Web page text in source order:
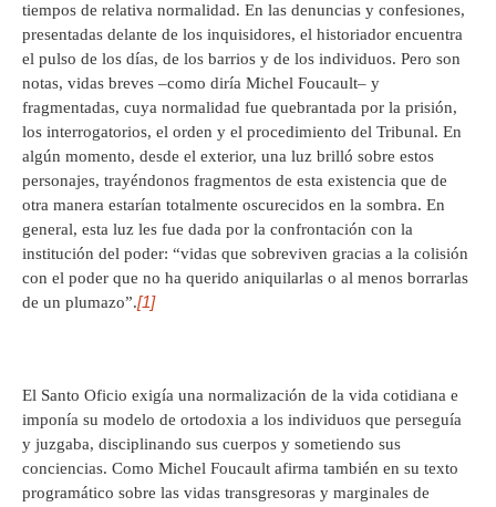
tiempos de relativa normalidad. En las denuncias y confesiones,
presentadas delante de los inquisidores, el historiador encuentra
el pulso de los días, de los barrios y de los individuos. Pero son
notas, vidas breves –como diría Michel Foucault– y
fragmentadas, cuya normalidad fue quebrantada por la prisión,
los interrogatorios, el orden y el procedimiento del Tribunal. En
algún momento, desde el exterior, una luz brilló sobre estos
personajes, trayéndonos fragmentos de esta existencia que de
otra manera estarían totalmente oscurecidos en la sombra. En
general, esta luz les fue dada por la confrontación con la
institución del poder: “vidas que sobreviven gracias a la colisión
con el poder que no ha querido aniquilarlas o al menos borrarlas
de un plumazo”.[1]
El Santo Oficio exigía una normalización de la vida cotidiana e
imponía su modelo de ortodoxia a los individuos que perseguía
y juzgaba, disciplinando sus cuerpos y sometiendo sus
conciencias. Como Michel Foucault afirma también en su texto
programático sobre las vidas transgresoras y marginales de